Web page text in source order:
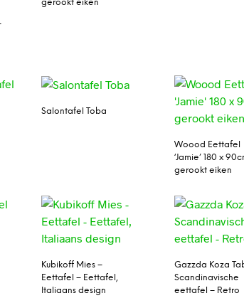
gerookt eiken
Salontafel Toba
Woood Eettafel
‘Jamie’ 180 x
gerookt eiken
Kubikoff Mies –
Eettafel – Eettafel,
Italiaans design
Gazzda Koza
Scandinavische
eettafel – Retro